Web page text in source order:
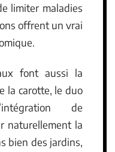
limiter maladies
offrent un vrai
font aussi la
la carotte, le duo
de
naturellement la
bien des jardins,